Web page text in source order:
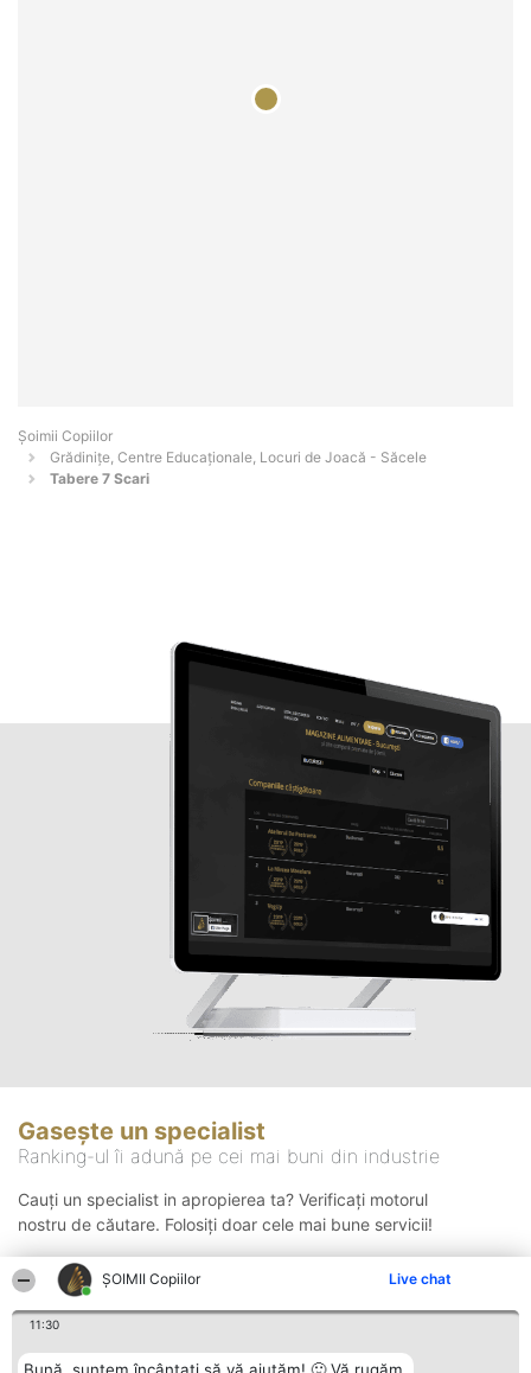
ȘOIMII Copiilor Live chat
11:30
Șoimii Copiilor
Grădinițe, Centre Educaționale, Locuri de Joacă - Săcele
Tabere 7 Scari
Gasește un specialist
Ranking-ul îi adună pe cei mai buni din industrie
Cauți un specialist in apropierea ta? Verificați motorul
nostru de căutare. Folosiți doar cele mai bune servicii!